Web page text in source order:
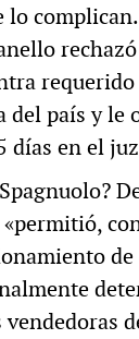
lo
del país y le
días en el
de